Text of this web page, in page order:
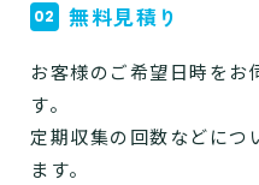
無料見積り
お客様のご希望日時をお
す。
定期収集の回数などにつ
ます。